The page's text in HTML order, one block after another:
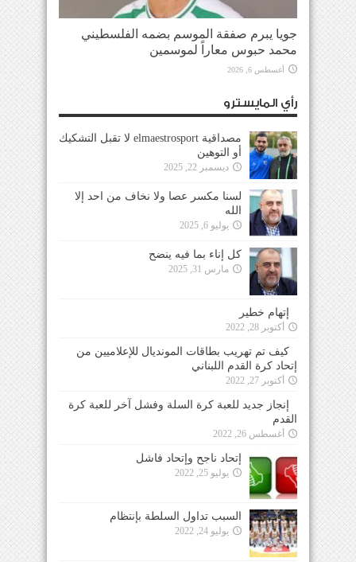
جويا يبرم صفقة الموسم بضمه الفلسطيني
محمد حبوس معاراً لموسمين
أغسطس 6, 2026
رأي المايسترو
مصداقية elmaestrosport لا تقبل التشكيك
أو التوهين
ديسمبر 22, 2025
لسنا مكسر عصا ولا نخاف من احد إلا
الله
يوليو 6, 2025
كل إناء بما فيه ينضح
مارس 31, 2025
إتهام خطير
أكتوبر 28, 2022
كيف تم تهريب بطاقات المونديال للإعلاميين من
إتحاد كرة القدم اللبناني
أكتوبر 27, 2022
إنجاز جديد للعبة كرة السلة وفشل آخر للعبة كرة
القدم
أغسطس 26, 2022
إتحاد ناجح وإتحاد فاشل
يوليو 25, 2022
السبب تداول السلطة بإنتظام
يوليو 24, 2022